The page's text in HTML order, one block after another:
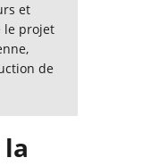
et
le projet
de